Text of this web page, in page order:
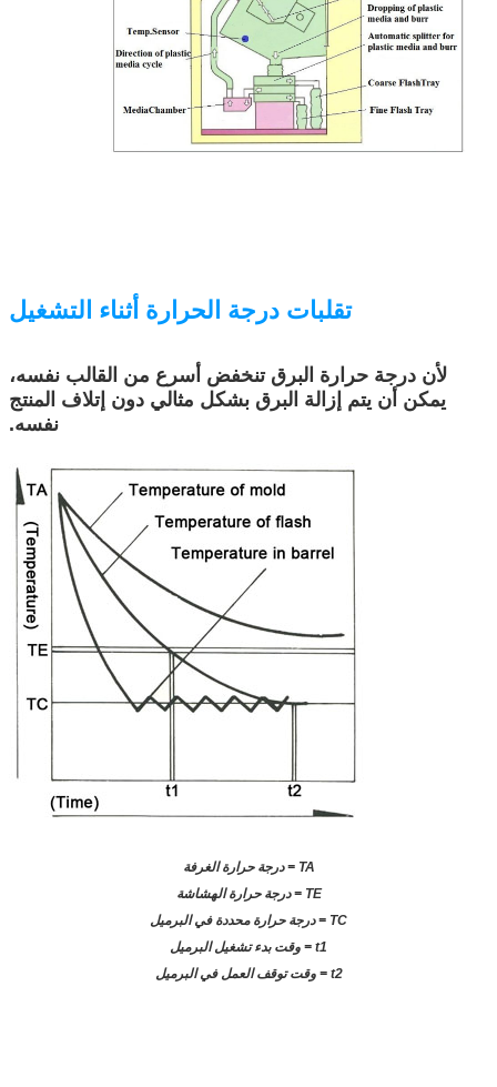
تقلبات درجة الحرارة أثناء التشغيل
لأن درجة حرارة البرق تنخفض أسرع من القالب نفسه،
يمكن أن يتم إزالة البرق بشكل مثالي دون إتلاف المنتج
نفسه.
TA = درجة حرارة الغرفة
TE = درجة حرارة الهشاشة
TC = درجة حرارة محددة في البرميل
t1 = وقت بدء تشغيل البرميل
t2 = وقت توقف العمل في البرميل